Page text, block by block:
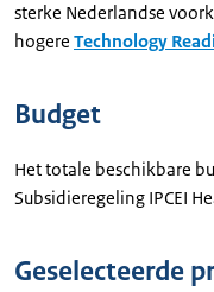
sterke Nederlandse
hogere Technology
Budget
Het totale beschikbare
Subsidieregeling IPCEI
Geselecteerde